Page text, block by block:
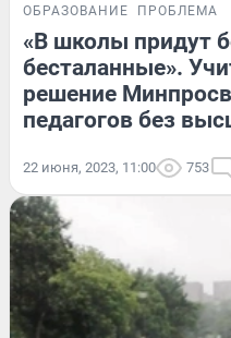
ОБРАЗОВАНИЕ ПРОБЛЕМА
«В школы придут
бесталанные».
решение
педагогов без
22 июня, 2023, 11:00 753